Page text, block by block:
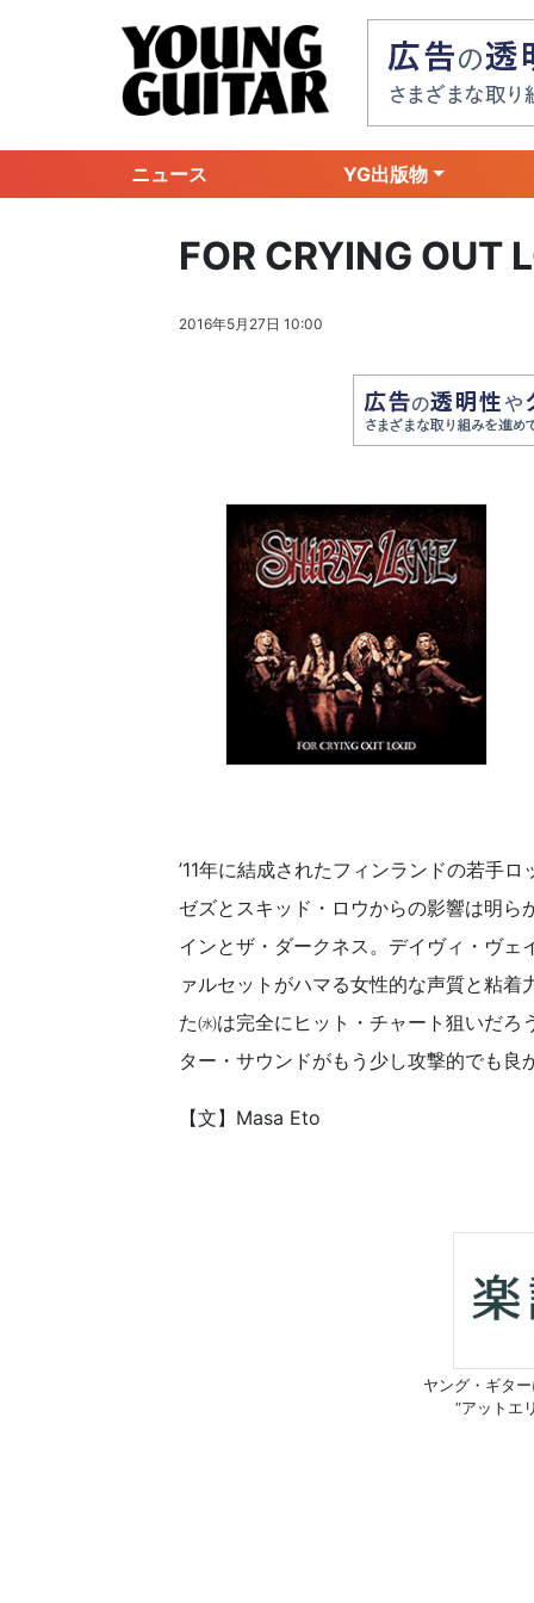
ニュース YG出版物
FOR CRYING OUT
2016年5月27日 10:00
’11年に結成されたフィンランドの若手
ゼズとスキッド・ロウからの影響は明
インとザ・ダークネス。デイヴィ・ヴ
ァルセットがハマる女性的な声質と粘
た㈬は完全にヒット・チャート狙いだ
ター・サウンドがもう少し攻撃的でも
【文】Masa Eto
ヤング・ギタ
“アットエ